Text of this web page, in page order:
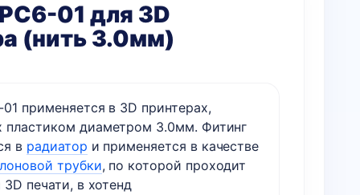
01 для 3D
(нить 3.0мм)
применяется в 3D принтерах,
пластиком диаметром 3.0мм. Фитинг
в радиатор и применяется в качестве
трубки, по которой проходит
3D печати, в хотенд